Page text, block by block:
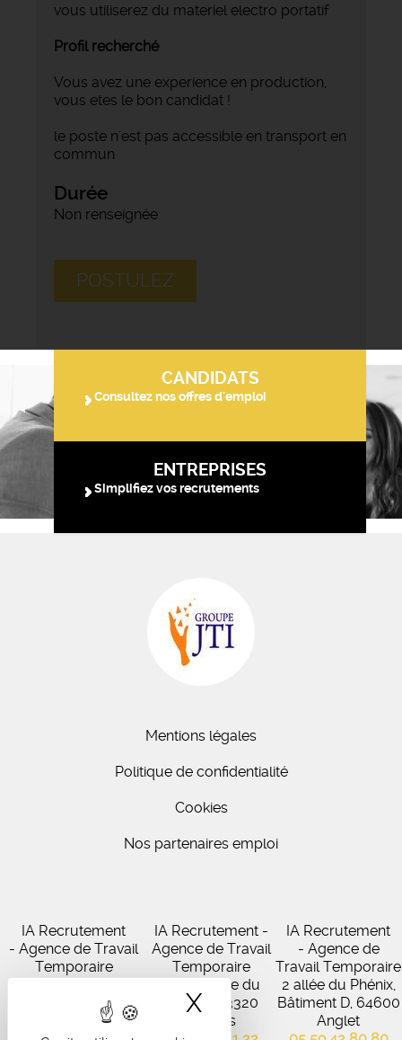
X Masquer le
vous utiliserez du materiel electro portatif
Profil recherché
Vous avez une experience en production,
vous etes le bon candidat !
le poste n'est pas accessible en transport en
commun
Durée
Non renseignée
POSTULEZ
CANDIDATS
Consultez nos offres d'emploi
ENTREPRISES
Simplifiez vos recrutements
Mentions légales
Politique de confidentialité
Cookies
Nos partenaires emploi
IA Recrutement
- Agence de Travail
Temporaire
Virecourt, 33370
Artigues-près-
IA Recrutement -
Agence de Travail
Temporaire
102 Avenue du
Médoc, 33320
Eysines
IA Recrutement
- Agence de
Travail Temporaire
2 allée du Phénix,
Bâtiment D, 64600
Anglet